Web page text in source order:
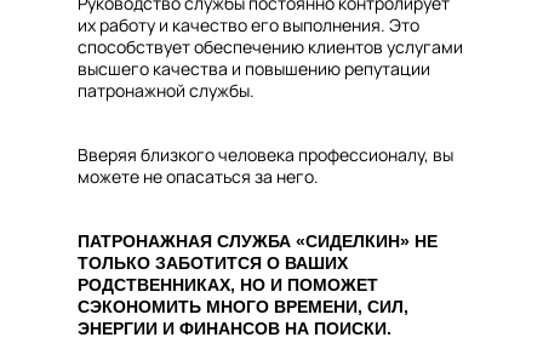
их работу и качество его выполнения. Это
способствует обеспечению клиентов услугами
высшего качества и повышению репутации
патронажной службы.
Вверяя близкого человека профессионалу, вы
можете не опасаться за него.
ПАТРОНАЖНАЯ СЛУЖБА «СИДЕЛКИН» НЕ
ТОЛЬКО ЗАБОТИТСЯ О ВАШИХ
РОДСТВЕННИКАХ, НО И ПОМОЖЕТ
СЭКОНОМИТЬ МНОГО ВРЕМЕНИ, СИЛ,
ЭНЕРГИИ И ФИНАНСОВ НА ПОИСКИ.